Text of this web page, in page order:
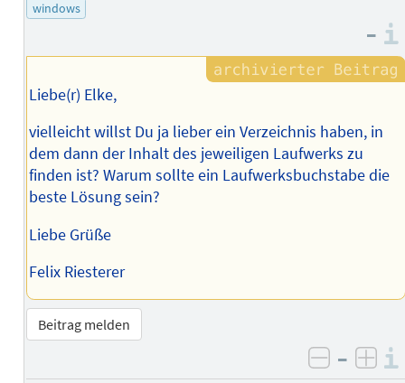
windows
–
Liebe(r) Elke,
vielleicht willst Du ja lieber ein Verzeichnis haben, in
dem dann der Inhalt des jeweiligen Laufwerks zu
finden ist? Warum sollte ein Laufwerksbuchstabe die
beste Lösung sein?
Liebe Grüße
Felix Riesterer
Beitrag melden
negativ
–